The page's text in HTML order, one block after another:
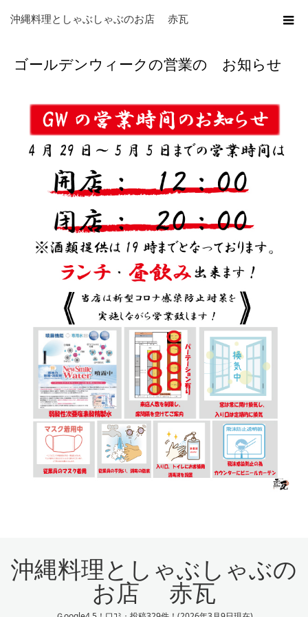
沖縄料理としゃぶしゃぶのお店 赤瓦
ブログ
未分類 ゴールデンウィークの営業の お知らせ
ゴールデンウィークの営業の お知らせ
沖縄料理としゃぶしゃぶの
お店 赤瓦